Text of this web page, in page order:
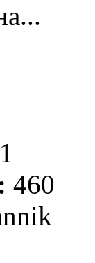
460